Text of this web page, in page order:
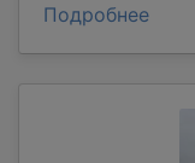
Подробнее